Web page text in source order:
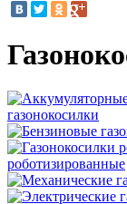
газонокосилки
роботизированные